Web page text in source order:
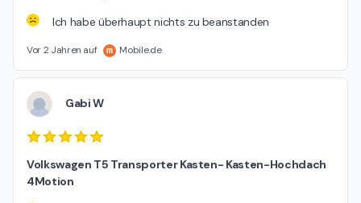
Ich habe überhaupt nichts zu beanstanden
Vor 2 Jahren auf Mobile.de
Gabi W
Volkswagen T5 Transporter Kasten- Kasten-Hochdach
4Motion